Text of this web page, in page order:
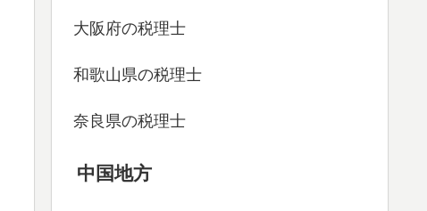
大阪府の税理士
和歌山県の税理士
奈良県の税理士
中国地方